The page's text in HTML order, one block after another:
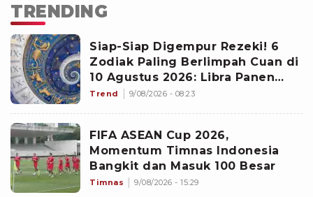
TRENDING
Siap-Siap Digempur Rezeki! 6
Zodiak Paling Berlimpah Cuan di
10 Agustus 2026: Libra Panen
Proyek Emas
Trend 9/08/2026 - 08:23
FIFA ASEAN Cup 2026,
Momentum Timnas Indonesia
Bangkit dan Masuk 100 Besar
Timnas 9/08/2026 - 15:29